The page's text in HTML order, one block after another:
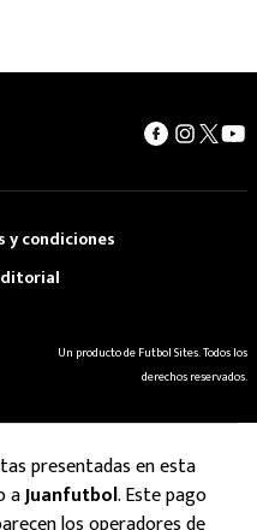
y condiciones
Un producto de Futbol Sites. Todos los
derechos reservados.
presentadas en esta
aJuanfutbol. Este pago